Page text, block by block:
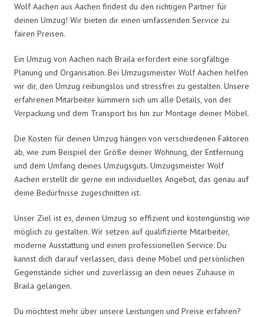
Wolf Aachen aus Aachen findest du den richtigen Partner für
deinen Umzug! Wir bieten dir einen umfassenden Service zu
fairen Preisen.
Ein Umzug von Aachen nach Braila erfordert eine sorgfältige
Planung und Organisation. Bei Umzugsmeister Wolf Aachen helfen
wir dir, den Umzug reibungslos und stressfrei zu gestalten. Unsere
erfahrenen Mitarbeiter kümmern sich um alle Details, von der
Verpackung und dem Transport bis hin zur Montage deiner Möbel.
Die Kosten für deinen Umzug hängen von verschiedenen Faktoren
ab, wie zum Beispiel der Größe deiner Wohnung, der Entfernung
und dem Umfang deines Umzugsguts. Umzugsmeister Wolf
Aachen erstellt dir gerne ein individuelles Angebot, das genau auf
deine Bedürfnisse zugeschnitten ist.
Unser Ziel ist es, deinen Umzug so effizient und kostengünstig wie
möglich zu gestalten. Wir setzen auf qualifizierte Mitarbeiter,
moderne Ausstattung und einen professionellen Service. Du
kannst dich darauf verlassen, dass deine Möbel und persönlichen
Gegenstände sicher und zuverlässig an dein neues Zuhause in
Braila gelangen.
Du möchtest mehr über unsere Leistungen und Preise erfahren?